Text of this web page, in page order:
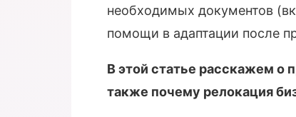
необходимых документов
помощи в адаптации после
В этой статье расскажем о
также почему релокация